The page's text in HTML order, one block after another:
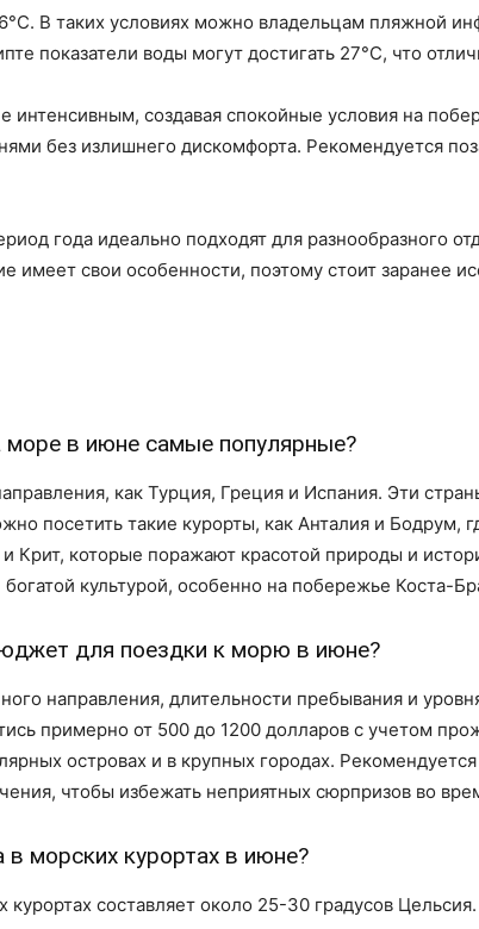
В таких условиях можно владельцам пляжной
показатели воды могут достигать 27°C, что
интенсивным, создавая спокойные условия на
без излишнего дискомфорта. Рекомендуется
года идеально подходят для разнообразного
имеет свои особенности, поэтому стоит заранее
море в июне самые популярные?
как Турция, Греция и Испания. Эти
посетить такие курорты, как Анталия и Бодрум,
Крит, которые поражают красотой природы и
культурой, особенно на побережье Коста-
для поездки к морю в июне?
направления, длительности пребывания и
примерно от 500 до 1200 долларов с учетом
островах и в крупных городах.
чтобы избежать неприятных сюрпризов во
морских курортах в июне?
составляет около 25-30 градусов